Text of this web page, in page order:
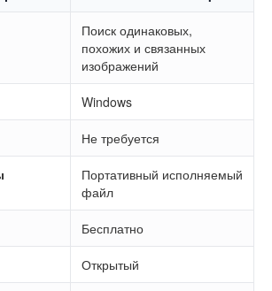
Поиск одинаковых,
похожих и связанных
изображений
Windows
Не требуется
Портативный исполняемый
файл
Бесплатно
Открытый